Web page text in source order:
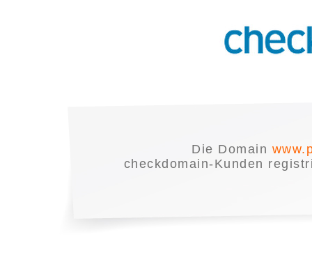
Die Domain
checkdomain-Kunden